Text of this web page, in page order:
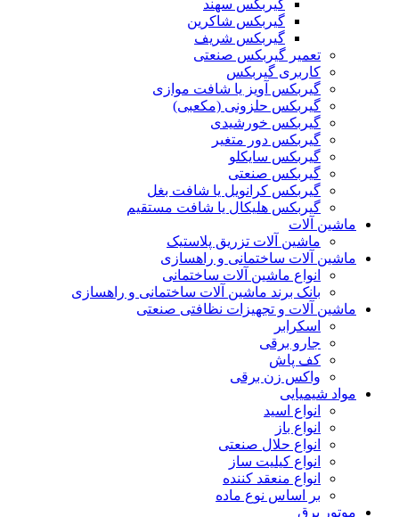
گیربکس سهند
گیربکس شاکرین
گیربکس شریف
تعمیر گیربکس صنعتی
کاربری گیربکس
گیربکس آویز یا شافت موازی
گیربکس حلزونی (مکعبی)
گیربکس خورشیدی
گیربکس دور متغیر
گیربکس سایکلو
گیربکس صنعتی
گیربکس کرانویل یا شافت بغل
گیربکس هلیکال یا شافت مستقیم
ماشین آلات
ماشین آلات تزریق پلاستیک
ماشین آلات ساختمانی و راهسازی
انواع ماشین آلات ساختمانی
بانک برند ماشین آلات ساختمانی و راهسازی
ماشین آلات و تجهیزات نظافتی صنعتی
اسکرابر
جارو برقی
کف پاش
واکس زن برقی
مواد شیمیایی
انواع اسید
انواع باز
انواع حلال صنعتی
انواع کیلیت ساز
انواع منعقد کننده
بر اساس نوع ماده
موتور برق